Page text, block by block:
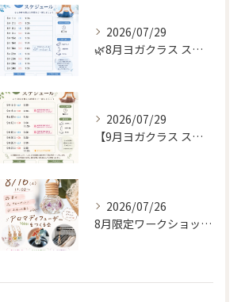
2026/07/29
🌿8月ヨガクラス スケジュールのお知らせ🌿
2026/07/29
【9月ヨガクラス スケジュールのお知らせ🌿】
2026/07/26
8月限定ワークショップ🌿🫧